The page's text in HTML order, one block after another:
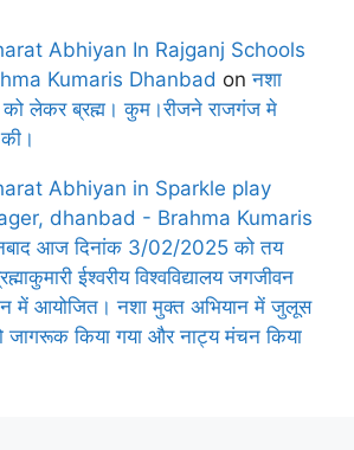
Abhiyan In Rajganj Schools
Kumaris Dhanbad onनशा
को लेकर ब्रह्म। कुम।रीजने राजगंज मे
Abhiyan in Sparkle play
dhanbad - Brahma Kumaris
आज दिनांक 3/02/2025 को तय
ईश्वरीय विश्वविद्यालय जगजीवन
में आयोजित। नशा मुक्त अभियान में जुलूस
जागरूक किया गया और नाट्य मंचन किया